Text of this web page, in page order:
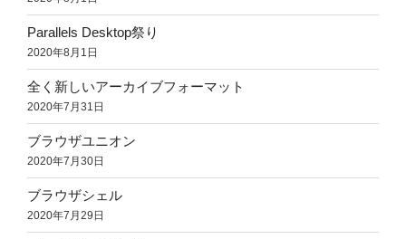
Parallels Desktop祭り
2020年8月1日
全く新しいアーカイブフォーマット
2020年7月31日
ブラウザユニオン
2020年7月30日
ブラウザシェル
2020年7月29日